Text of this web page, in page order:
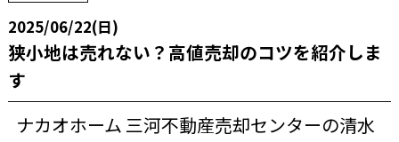
2025/06/22(日)
狭小地は売れない？高値売却のコツを紹介しま
す
ナカオホーム 三河不動産売却センターの清水